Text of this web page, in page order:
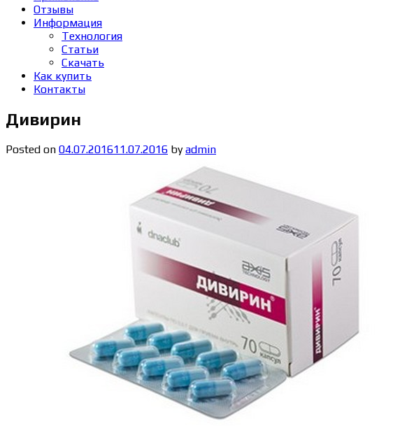
Отзывы
Информация
Технология
Статьи
Скачать
Как купить
Контакты
Дивирин
Posted on 04.07.201611.07.2016 byadmin